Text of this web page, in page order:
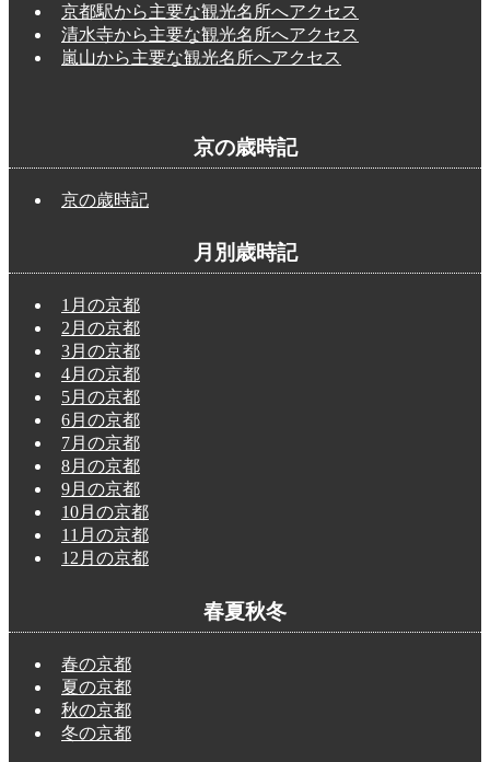
京都駅から主要な観光名所へアクセス
清水寺から主要な観光名所へアクセス
嵐山から主要な観光名所へアクセス
京の歳時記
京の歳時記
月別歳時記
1月の京都
2月の京都
3月の京都
4月の京都
5月の京都
6月の京都
7月の京都
8月の京都
9月の京都
10月の京都
11月の京都
12月の京都
春夏秋冬
春の京都
夏の京都
秋の京都
冬の京都